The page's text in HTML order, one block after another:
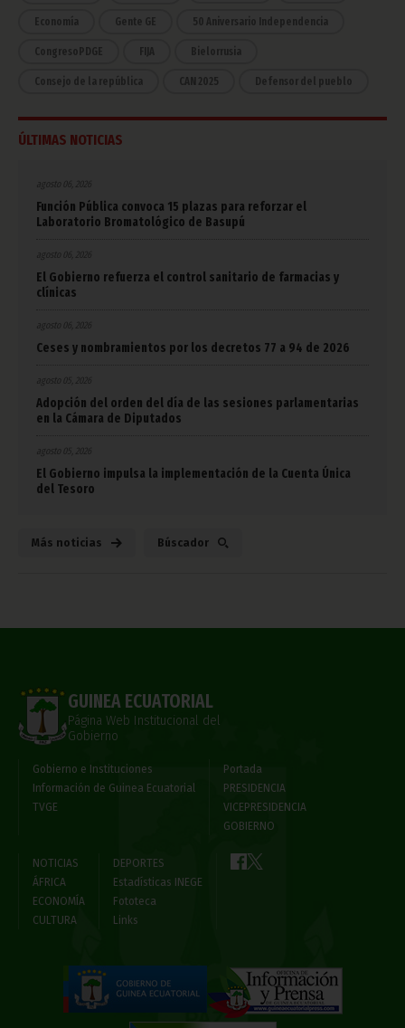
Economía Gente GE 50 Aniversario Independencia
CongresoPDGE FIJA Bielorrusia
Consejo de la república CAN 2025 Defensor del pueblo
ÚLTIMAS NOTICIAS
agosto 06, 2026
Función Pública convoca 15 plazas para reforzar el
Laboratorio Bromatológico de Basupú
agosto 06, 2026
El Gobierno refuerza el control sanitario de farmacias y
clínicas
agosto 06, 2026
Ceses y nombramientos por los decretos 77 a 94 de 2026
Adopción del orden del día de las sesiones parlamentarias
en la Cámara de Diputados
El Gobierno impulsa la implementación de la Cuenta Única
del Tesoro
Más noticias Búscador
GUINEA ECUATORIAL
Página Web Institucional del
Gobierno
Gobierno e Instituciones
Información de Guinea Ecuatorial
TVGE
Portada
PRESIDENCIA
VICEPRESIDENCIA
GOBIERNO
NOTICIAS
ÁFRICA
ECONOMÍA
CULTURA
DEPORTES
Estadísticas INEGE
Fototeca
Links